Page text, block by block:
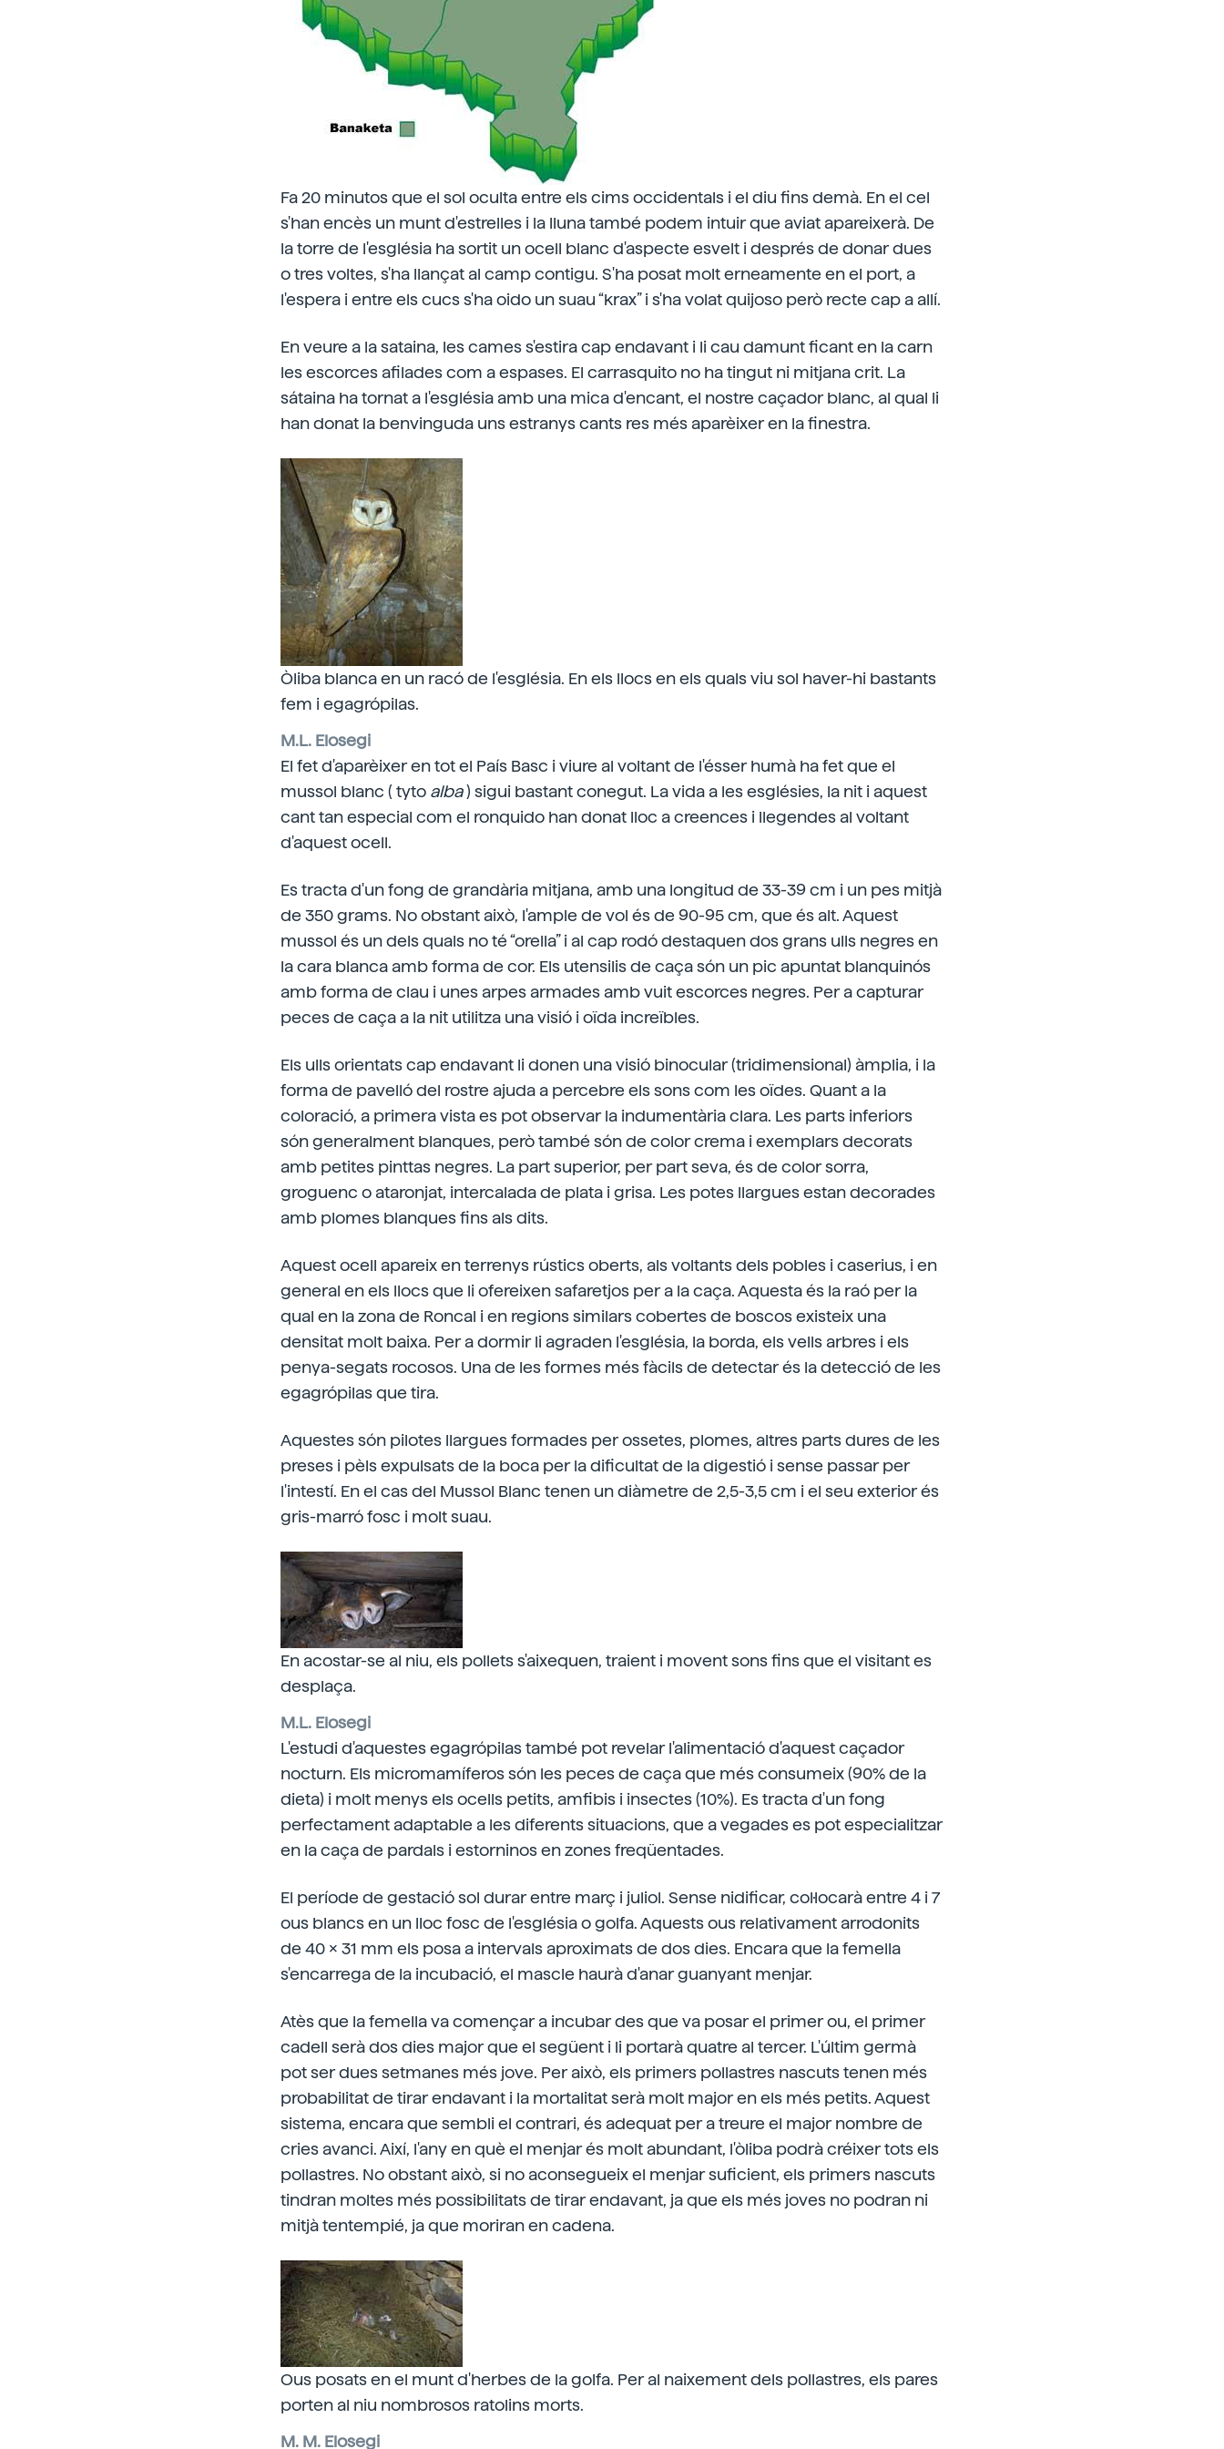
Fa 20 minutos que el sol oculta entre els cims occidentals i el diu fins demà. En el cel
s'han encès un munt d'estrelles i la lluna també podem intuir que aviat apareixerà. De
la torre de l'església ha sortit un ocell blanc d'aspecte esvelt i després de donar dues
o tres voltes, s'ha llançat al camp contigu. S'ha posat molt erneamente en el port, a
l'espera i entre els cucs s'ha oido un suau “krax” i s'ha volat quijoso però recte cap a allí.
En veure a la sataina, les cames s'estira cap endavant i li cau damunt ficant en la carn
les escorces afilades com a espases. El carrasquito no ha tingut ni mitjana crit. La
sátaina ha tornat a l'església amb una mica d'encant, el nostre caçador blanc, al qual li
han donat la benvinguda uns estranys cants res més aparèixer en la finestra.
Òliba blanca en un racó de l'església. En els llocs en els quals viu sol haver-hi bastants
fem i egagrópilas.
M.L. Elosegi
El fet d'aparèixer en tot el País Basc i viure al voltant de l'ésser humà ha fet que el
mussol blanc ( tyto alba) sigui bastant conegut. La vida a les esglésies, la nit i aquest
cant tan especial com el ronquido han donat lloc a creences i llegendes al voltant
d'aquest ocell.
Es tracta d'un fong de grandària mitjana, amb una longitud de 33-39 cm i un pes mitjà
de 350 grams. No obstant això, l'ample de vol és de 90-95 cm, que és alt. Aquest
mussol és un dels quals no té “orella” i al cap rodó destaquen dos grans ulls negres en
la cara blanca amb forma de cor. Els utensilis de caça són un pic apuntat blanquinós
amb forma de clau i unes arpes armades amb vuit escorces negres. Per a capturar
peces de caça a la nit utilitza una visió i oïda increïbles.
Els ulls orientats cap endavant li donen una visió binocular (tridimensional) àmplia, i la
forma de pavelló del rostre ajuda a percebre els sons com les oïdes. Quant a la
coloració, a primera vista es pot observar la indumentària clara. Les parts inferiors
són generalment blanques, però també són de color crema i exemplars decorats
amb petites pinttas negres. La part superior, per part seva, és de color sorra,
groguenc o ataronjat, intercalada de plata i grisa. Les potes llargues estan decorades
amb plomes blanques fins als dits.
Aquest ocell apareix en terrenys rústics oberts, als voltants dels pobles i caserius, i en
general en els llocs que li ofereixen safaretjos per a la caça. Aquesta és la raó per la
qual en la zona de Roncal i en regions similars cobertes de boscos existeix una
densitat molt baixa. Per a dormir li agraden l'església, la borda, els vells arbres i els
penya-segats rocosos. Una de les formes més fàcils de detectar és la detecció de les
egagrópilas que tira.
Aquestes són pilotes llargues formades per ossetes, plomes, altres parts dures de les
preses i pèls expulsats de la boca per la dificultat de la digestió i sense passar per
l'intestí. En el cas del Mussol Blanc tenen un diàmetre de 2,5-3,5 cm i el seu exterior és
gris-marró fosc i molt suau.
En acostar-se al niu, els pollets s'aixequen, traient i movent sons fins que el visitant es
desplaça.
M.L. Elosegi
L'estudi d'aquestes egagrópilas també pot revelar l'alimentació d'aquest caçador
nocturn. Els micromamíferos són les peces de caça que més consumeix (90% de la
dieta) i molt menys els ocells petits, amfibis i insectes (10%). Es tracta d'un fong
perfectament adaptable a les diferents situacions, que a vegades es pot especialitzar
en la caça de pardals i estorninos en zones freqüentades.
El període de gestació sol durar entre març i juliol. Sense nidificar, col·locarà entre 4 i 7
ous blancs en un lloc fosc de l'església o golfa. Aquests ous relativament arrodonits
de 40 x 31 mm els posa a intervals aproximats de dos dies. Encara que la femella
s'encarrega de la incubació, el mascle haurà d'anar guanyant menjar.
Atès que la femella va començar a incubar des que va posar el primer ou, el primer
cadell serà dos dies major que el següent i li portarà quatre al tercer. L'últim germà
pot ser dues setmanes més jove. Per això, els primers pollastres nascuts tenen més
probabilitat de tirar endavant i la mortalitat serà molt major en els més petits. Aquest
sistema, encara que sembli el contrari, és adequat per a treure el major nombre de
cries avanci. Així, l'any en què el menjar és molt abundant, l'òliba podrà créixer tots els
pollastres. No obstant això, si no aconsegueix el menjar suficient, els primers nascuts
tindran moltes més possibilitats de tirar endavant, ja que els més joves no podran ni
mitjà tentempié, ja que moriran en cadena.
Ous posats en el munt d'herbes de la golfa. Per al naixement dels pollastres, els pares
porten al niu nombrosos ratolins morts.
M. M. Elosegi